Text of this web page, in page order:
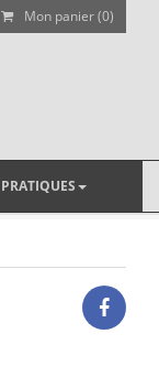
Mon panier (0)